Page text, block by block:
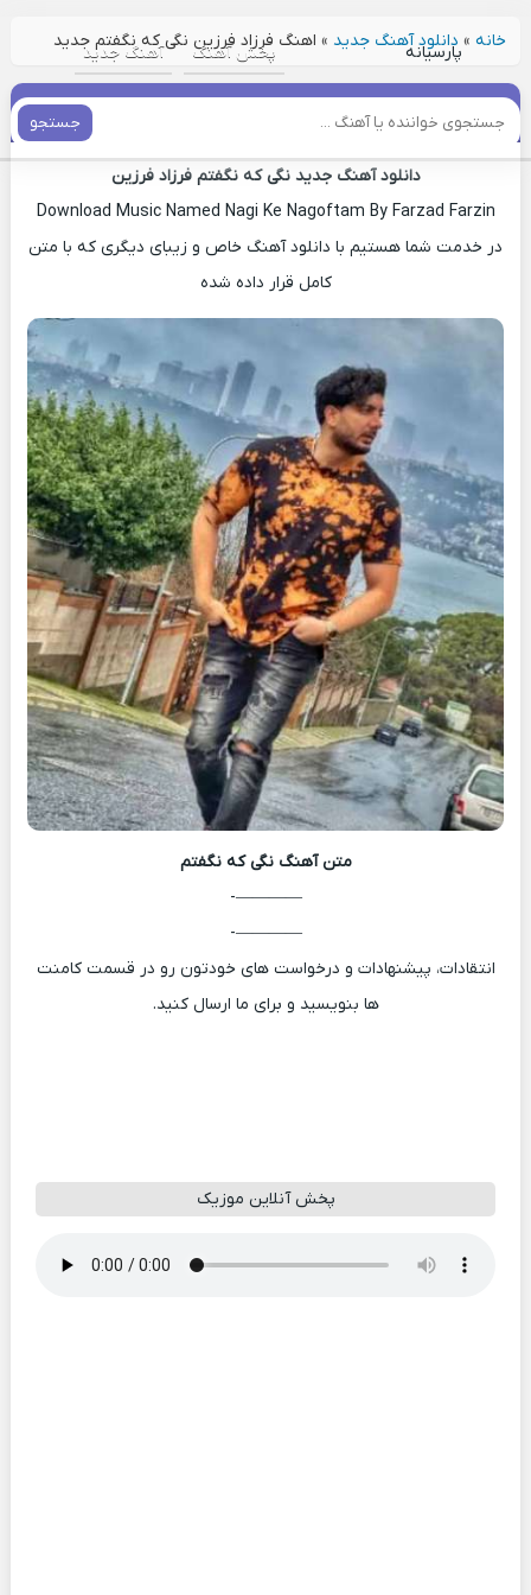
پارسیانه پخش آهنگ آهنگ جدید
جستجو
خانه» دانلود آهنگ جدید » اهنگ فرزاد فرزین نگی که نگفتم جدید
اهنگ فرزاد فرزین نگی که نگفتم جدید
دانلود آهنگ جدید نگی که نگفتم فرزاد فرزین
Download Music Named Nagi Ke Nagoftam By Farzad Farzin
در خدمت شما هستیم با دانلود آهنگ خاص و زیبای دیگری که با متن
کامل قرار داده شده
متن آهنگ نگی که نگفتم
————-
————-
انتقادات، پیشنهادات و درخواست های خودتون رو در قسمت کامنت
ها بنویسید و برای ما ارسال کنید.
پخش آنلاین موزیک